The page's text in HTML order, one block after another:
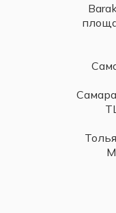
Дарим 5000 балов
Мы ценим своих
благодарности